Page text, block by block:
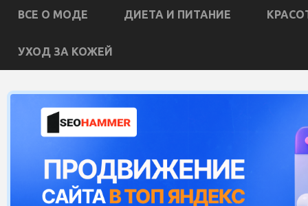
ВСЕ О МОДЕ ДИЕТА И ПИТАНИЕ
УХОД ЗА КОЖЕЙ